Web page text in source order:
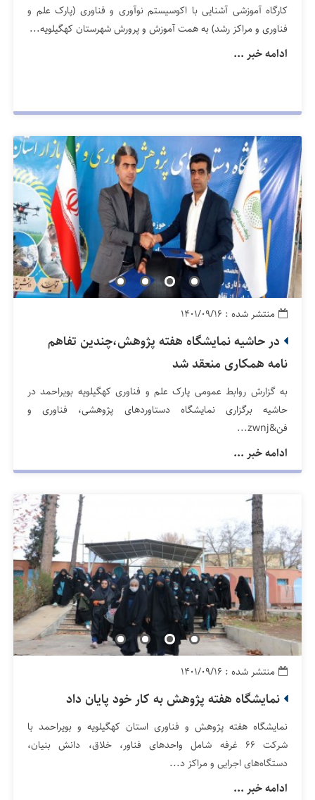
کارگاه آموزشی آشنایی با اکوسیستم نوآوری و فناوری (پارک علم و
فناوری و مراکز رشد) به همت آموزش و پرورش شهرستان کهگیلویه...
ادامه خبر ...
منتشر شده : ۱۴۰۱/۰۹/۱۶
در حاشیه نمایشگاه هفته پژوهش،چندین تفاهم
نامه همکاری منعقد شد
به گزارش روابط عمومی پارک علم و فناوری کهگیلویه بویراحمد در
حاشیه برگزاری نمایشگاه دستاوردهای پژوهشی، فناوری و
فن&zwnj...
ادامه خبر ...
منتشر شده : ۱۴۰۱/۰۹/۱۶
نمایشگاه هفته پژوهش به کار خود پایان داد
نمایشگاه هفته پژوهش و فناوری استان کهگیلویه و بویراحمد با
شرکت ۶۶ غرفه شامل واحد‌های فناور، خلاق، دانش بنیان،
دستگاه‌های اجرایی و مراکز د...
ادامه خبر ...